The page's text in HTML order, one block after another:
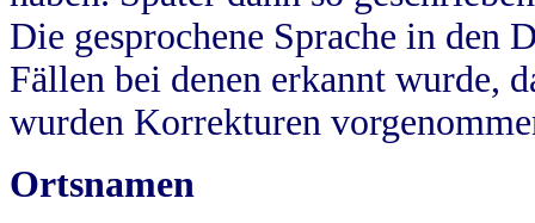
Die gesprochene Sprache in
Fällen bei denen erkannt wurde,
wurden Korrekturen
Ortsnamen